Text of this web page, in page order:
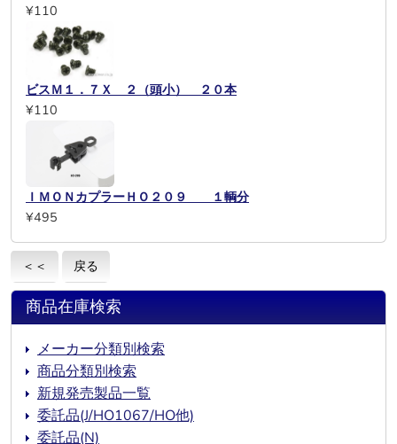
¥110
ビスＭ１．７Ｘ ２（頭小） ２０本
¥110
ＩＭＯＮカプラーＨＯ２０９ １輌分
¥495
＜＜ 戻る
商品在庫検索
メーカー分類別検索
商品分類別検索
新規発売製品一覧
委託品(J/HO1067/HO他)
委託品(N)